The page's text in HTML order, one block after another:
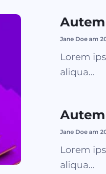
Jane Doe am
Lorem
aliqua...
Jane Doe am
Lorem
aliqua...